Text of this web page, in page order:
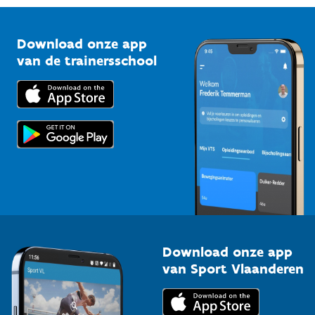
Bedrijven
Trainers en begeleiders
Topsporters
Vlaamse Trainersschool
Kennisplatform
Downloads
Voor de pers
Download onze app
van de trainersschool
Download onze app
van Sport Vlaanderen